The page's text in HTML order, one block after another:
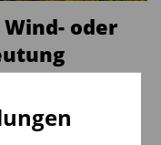
werden. Auf der
der
und
oder
für